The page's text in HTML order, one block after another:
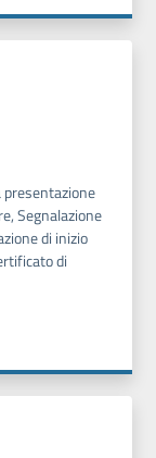
presentazione
Segnalazione
di inizio
di